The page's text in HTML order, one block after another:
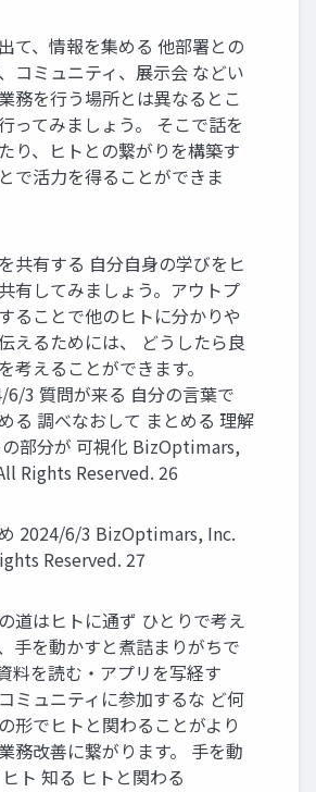
て、情報を集める 他部署との
コミュニティ、展示会 などい
務を行う場所とは異なるとこ
ってみましょう。 そこで話を
り、ヒトとの繋がりを構築す
で活力を得ることができま
共有する 自分自身の学びをヒ
有してみましょう。アウトプ
ることで他のヒトに分かりや
えるためには、 どうしたら良
考えることができます。
6/3 質問が来る 自分の言葉で
る 調べなおして まとめる 理解
部分が 可視化 BizOptimars,
Rights Reserved. 26
2024/6/3 BizOptimars, Inc.
Reserved. 27
道はヒトに通ず ひとりで考え
手を動かすと煮詰まりがちで
料を読む・アプリを写経す
ミュニティに参加するな ど何
形でヒトと関わることがより
務改善に繋がります。 手を動
ト 知る ヒトと関わる